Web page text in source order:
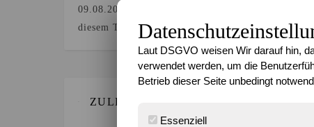
09.08.2025
diesem Tag.
ZULETZT GEBLOGGT…
Laut DSGVO weisen Wir darauf hin,
verwendet werden, um die
Betrieb dieser Seite unbedingt
Essenziell